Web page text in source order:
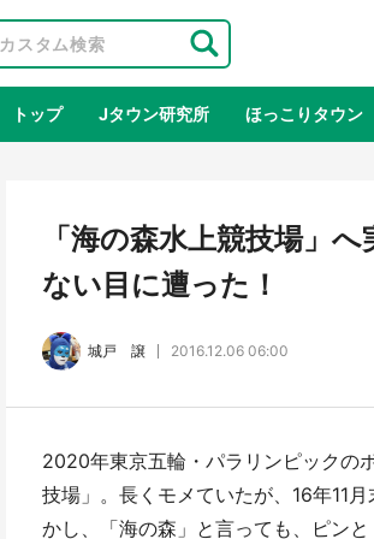
トップ Jタウン研究所 ほっこりタウン
地域×二次
ラプラス・ダークネスが栃木県を征
服！？ 県公式プロモ動画で「聖地」
が生産されてます【7／31～1／31】
『
に
ラ
「海の森水上競技場」
ない目に遭った！
城戸 譲 2016.12.06 06:00
2020年東京五輪・パラリンピックの
技場」。長くモメていたが、16年11
かし、「海の森」と言っても、ピン